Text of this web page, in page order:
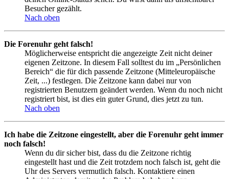
Besucher gezählt.
Nach oben
Die Forenuhr geht falsch!
Möglicherweise entspricht die angezeigte Zeit nicht deiner
eigenen Zeitzone. In diesem Fall solltest du im „Persönlichen
Bereich“ die für dich passende Zeitzone (Mitteleuropäische
Zeit, ...) festlegen. Die Zeitzone kann dabei nur von
registrierten Benutzern geändert werden. Wenn du noch nicht
registriert bist, ist dies ein guter Grund, dies jetzt zu tun.
Nach oben
Ich habe die Zeitzone eingestellt, aber die Forenuhr geht immer
noch falsch!
Wenn du dir sicher bist, dass du die Zeitzone richtig
eingestellt hast und die Zeit trotzdem noch falsch ist, geht die
Uhr des Servers vermutlich falsch. Kontaktiere einen